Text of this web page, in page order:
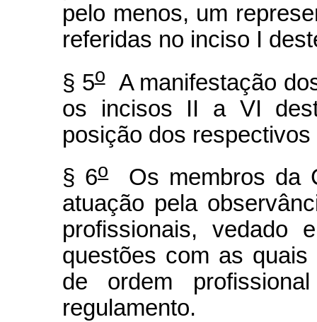
pelo menos, um
referidas no inciso I
§ 5oA manifestação
os incisos II a VI
posição dos
§ 6oOs membros da
atuação pela
profissionais, vedado
questões com as quais
de ordem
regulamento.